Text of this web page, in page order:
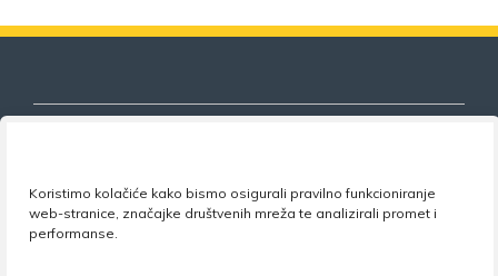
Koristimo kolačiće kako bismo osigurali pravilno funkcioniranje
web-stranice, značajke društvenih mreža te analizirali promet i
performanse.
Nezavisni sindikat znanosti i visokog
obrazovanja